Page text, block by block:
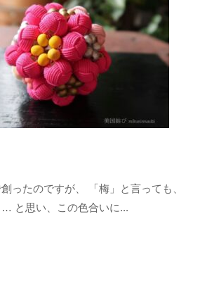
ったのですが、 「梅」と言っても、
と思い、この色合いに...